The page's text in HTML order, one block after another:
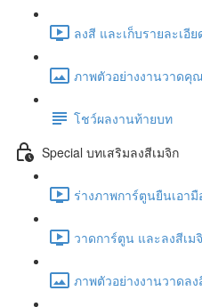
ลงสี และเก็บรายละเอี
ภาพตัวอย่างงานวาดคุ
โชว์ผลงานท้ายบท
Special บทเสริมลงสีเมจิก
ร่างภาพการ์ตูนยืนเอา
วาดการ์ตูน และลงสีเม
ภาพตัวอย่างงานวาดลง